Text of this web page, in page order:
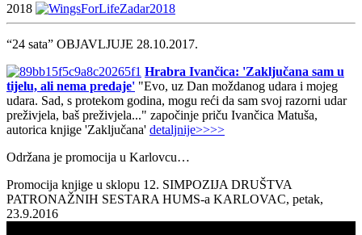
2018
“24 sata” OBJAVLJUJE 28.10.2017.
Hrabra Ivančica: 'Zaključana sam u
tijelu, ali nema predaje' "Evo, uz Dan moždanog udara i mojeg
udara. Sad, s protekom godina, mogu reći da sam svoj razorni udar
preživjela, baš preživjela..." započinje priču Ivančica Matuša,
autorica knjige 'Zaključana' detaljnije>>>>
Održana je promocija u Karlovcu…
Promocija knjige u sklopu 12. SIMPOZIJA DRUŠTVA
PATRONAŽNIH SESTARA HUMS-a KARLOVAC, petak,
23.9.2016